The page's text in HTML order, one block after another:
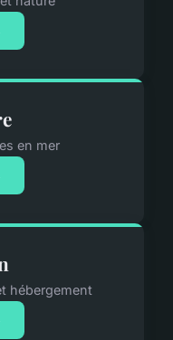
en mer
hébergement